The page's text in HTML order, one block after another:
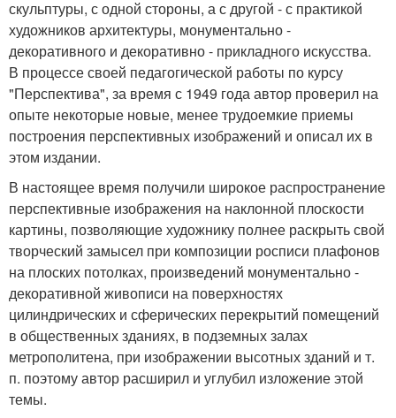
скульптуры, с одной стороны, а с другой - с практикой
художников архитектуры, монументально -
декоративного и декоративно - прикладного искусства.
В процессе своей педагогической работы по курсу
"Перспектива", за время с 1949 года автор проверил на
опыте некоторые новые, менее трудоемкие приемы
построения перспективных изображений и описал их в
этом издании.
В настоящее время получили широкое распространение
перспективные изображения на наклонной плоскости
картины, позволяющие художнику полнее раскрыть свой
творческий замысел при композиции росписи плафонов
на плоских потолках, произведений монументально -
декоративной живописи на поверхностях
цилиндрических и сферических перекрытий помещений
в общественных зданиях, в подземных залах
метрополитена, при изображении высотных зданий и т.
п. поэтому автор расширил и углубил изложение этой
темы.